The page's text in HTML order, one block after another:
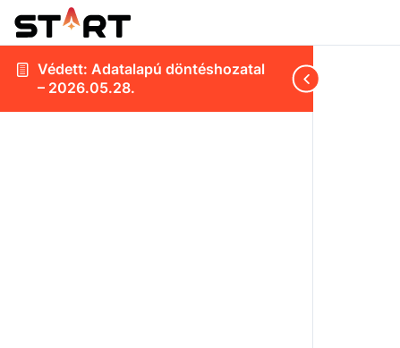
Védett: Adatalapú döntéshozatal
– 2026.05.28.